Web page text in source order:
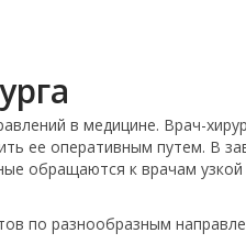
в медицине. Врач-
ее оперативным путем. В
обращаются к врачам узкой
по разнообразным